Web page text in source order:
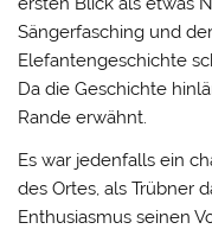
Sängerfasching und
Elefantengeschichte
Da die Geschichte
Rande erwähnt.
Es war jedenfalls ein
des Ortes, als Trübner
Enthusiasmus seinen